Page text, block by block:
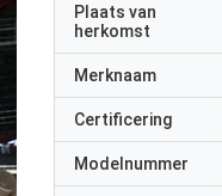
Plaats van
herkomst
Merknaam
Certificering
Modelnummer